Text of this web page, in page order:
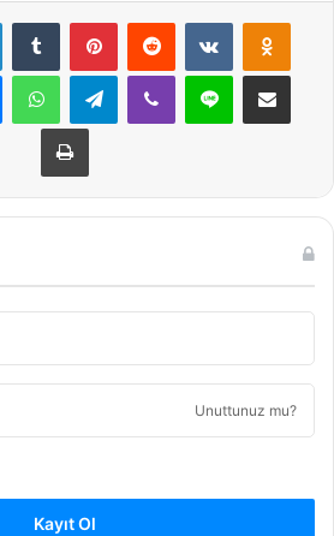
LinkedInTumblr PinterestReddit VKontakte
MessengerWhatsAppTelegramViber Line E-Posta ile
Yazdır
Unuttunuz mu?
Kayıt Ol